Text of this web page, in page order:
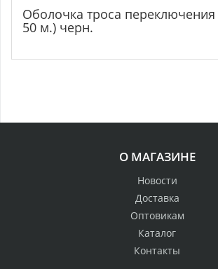
Оболочка троса переключения
50 м.) черн.
О МАГАЗИНЕ
Новости
Доставка
Оптовикам
Каталог
Контакты